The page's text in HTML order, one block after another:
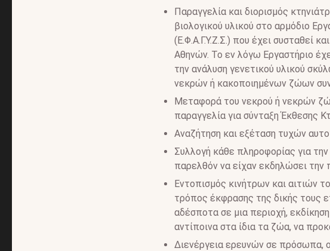
Παραγγελία και διορισμός
βιολογικού υλικού στο αρμόδιο
(Ε.Φ.Α.Γ.Υ.Ζ.Σ.) που έχει συσταθεί
Αθηνών. Το εν λόγω Εργαστήριο
την ανάλυση γενετικού υλικού
νεκρών ή κακοποιημένων ζώων
Μεταφορά του νεκρού ή νεκρών
παραγγελία για σύνταξη Έκθεσης
Αναζήτηση και εξέταση τυχών
Συλλογή κάθε πληροφορίας για
παρελθόν να είχαν εκδηλώσει
Εντοπισμός κινήτρων και αιτιών
τρόπος έκφρασης της δικής τους
αδέσποτα σε μια περιοχή,
αντίποινα στα ίδια τα ζώα, να
Διενέργεια ερευνών σε πρόσωπα,